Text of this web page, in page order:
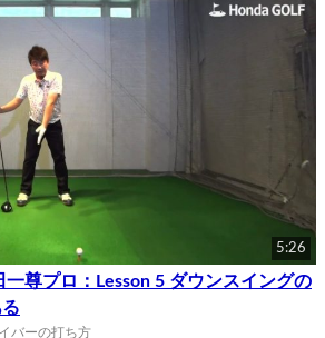
5:26
一尊プロ：Lesson 5 ダウンスイングの
バーの打ち方